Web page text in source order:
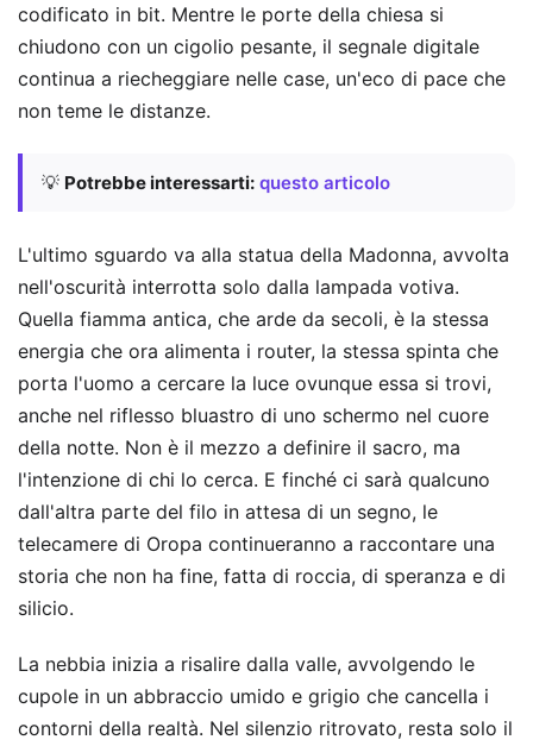
codificato in bit. Mentre le porte della chiesa si
chiudono con un cigolio pesante, il segnale digitale
continua a riecheggiare nelle case, un'eco di pace che
non teme le distanze.
💡 Potrebbe interessarti: questo articolo
L'ultimo sguardo va alla statua della Madonna, avvolta
nell'oscurità interrotta solo dalla lampada votiva.
Quella fiamma antica, che arde da secoli, è la stessa
energia che ora alimenta i router, la stessa spinta che
porta l'uomo a cercare la luce ovunque essa si trovi,
anche nel riflesso bluastro di uno schermo nel cuore
della notte. Non è il mezzo a definire il sacro, ma
l'intenzione di chi lo cerca. E finché ci sarà qualcuno
dall'altra parte del filo in attesa di un segno, le
telecamere di Oropa continueranno a raccontare una
storia che non ha fine, fatta di roccia, di speranza e di
silicio.
La nebbia inizia a risalire dalla valle, avvolgendo le
cupole in un abbraccio umido e grigio che cancella i
contorni della realtà. Nel silenzio ritrovato, resta solo il